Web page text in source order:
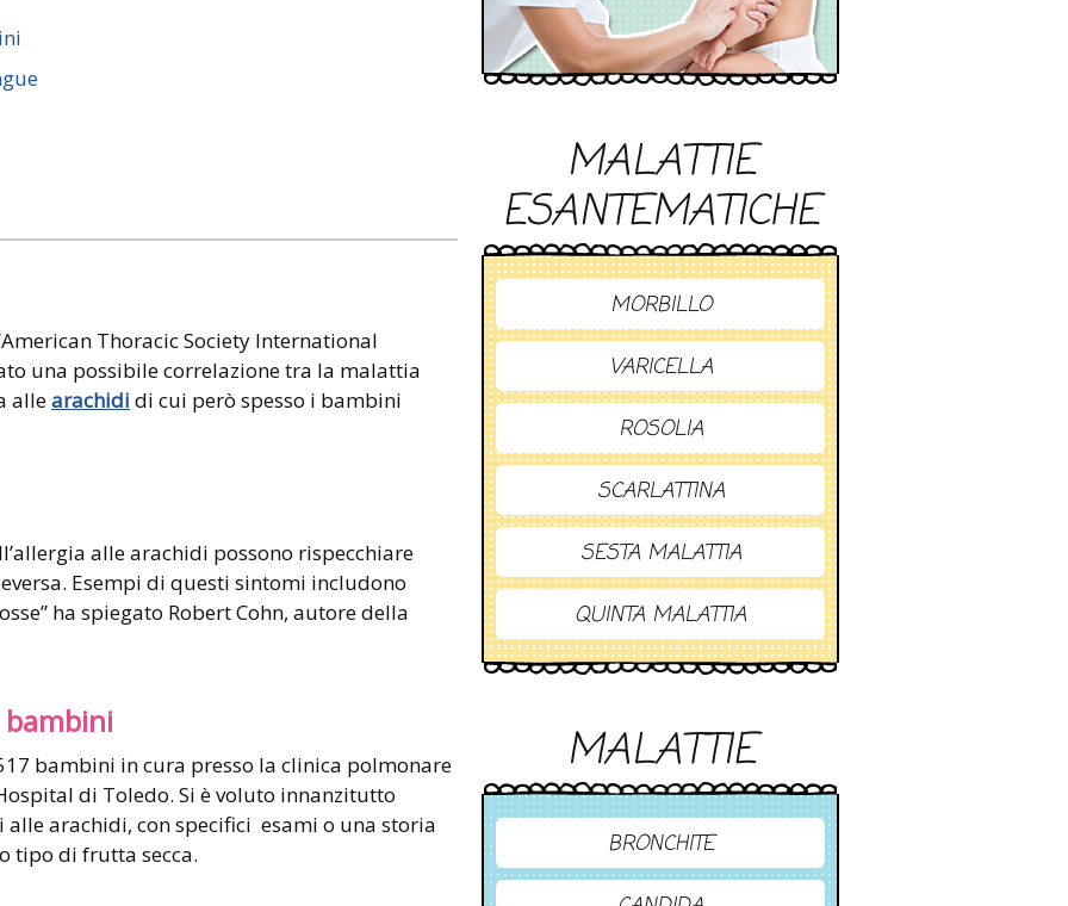
Thoracic Society International
una possibile correlazione tra la malattia
allearachidi di cui però spesso i bambini
alle arachidi possono rispecchiare
Esempi di questi sintomi includono
ha spiegato Robert Cohn, autore della
bambini in cura presso la clinica polmonare
di Toledo. Si è voluto innanzitutto
arachidi, con specifici esami o una storia
tipo di frutta secca.
MALATTIE
ESANTEMATICHE
MORBILLO
VARICELLA
ROSOLIA
SCARLATTINA
SESTA MALATTIA
QUINTA MALATTIA
MALATTIE
BRONCHITE